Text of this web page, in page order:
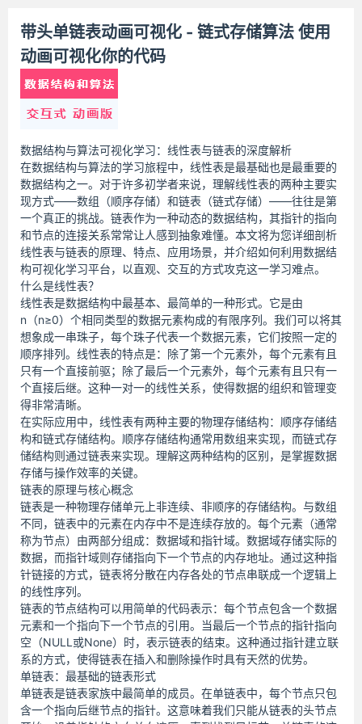
带头单链表动画可视化 - 链式存储算法 使用
动画可视化你的代码
数据结构与算法可视化学习：线性表与链表的深度解析
在数据结构与算法的学习旅程中，线性表是最基础也是最重要的
数据结构之一。对于许多初学者来说，理解线性表的两种主要实
现方式——数组（顺序存储）和链表（链式存储）——往往是第
一个真正的挑战。链表作为一种动态的数据结构，其指针的指向
和节点的连接关系常常让人感到抽象难懂。本文将为您详细剖析
线性表与链表的原理、特点、应用场景，并介绍如何利用数据结
构可视化学习平台，以直观、交互的方式攻克这一学习难点。
什么是线性表？
线性表是数据结构中最基本、最简单的一种形式。它是由
n（n≥0）个相同类型的数据元素构成的有限序列。我们可以将其
想象成一串珠子，每个珠子代表一个数据元素，它们按照一定的
顺序排列。线性表的特点是：除了第一个元素外，每个元素有且
只有一个直接前驱；除了最后一个元素外，每个元素有且只有一
个直接后继。这种一对一的线性关系，使得数据的组织和管理变
得非常清晰。
在实际应用中，线性表有两种主要的物理存储结构：顺序存储结
构和链式存储结构。顺序存储结构通常用数组来实现，而链式存
储结构则通过链表来实现。理解这两种结构的区别，是掌握数据
存储与操作效率的关键。
链表的原理与核心概念
链表是一种物理存储单元上非连续、非顺序的存储结构。与数组
不同，链表中的元素在内存中不是连续存放的。每个元素（通常
称为节点）由两部分组成：数据域和指针域。数据域存储实际的
数据，而指针域则存储指向下一个节点的内存地址。通过这种指
针链接的方式，链表将分散在内存各处的节点串联成一个逻辑上
的线性序列。
链表的节点结构可以用简单的代码表示：每个节点包含一个数据
元素和一个指向下一个节点的引用。当最后一个节点的指针指向
空（NULL或None）时，表示链表的结束。这种通过指针建立联
系的方式，使得链表在插入和删除操作时具有天然的优势。
单链表：最基础的链表形式
单链表是链表家族中最简单的成员。在单链表中，每个节点只包
含一个指向后继节点的指针。这意味着我们只能从链表的头节点